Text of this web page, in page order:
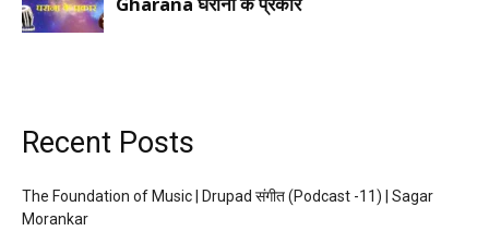
Recent Posts
The Foundation of Music | Drupad संगीत (Podcast -11) | Sagar
Morankar